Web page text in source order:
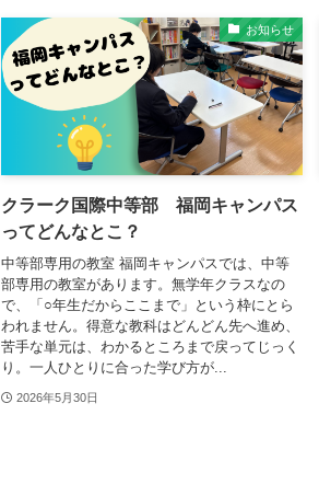
お知らせ
クラーク国際中等部 福岡キャンパス
ってどんなとこ？
中等部専用の教室 福岡キャンパスでは、中等
部専用の教室があります。無学年クラスなの
で、「○年生だからここまで」という枠にとら
われません。得意な教科はどんどん先へ進め、
苦手な単元は、わかるところまで戻ってじっく
り。一人ひとりに合った学び方が...
2026年5月30日